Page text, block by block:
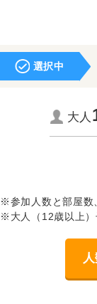
選択中
大人
※参加人数と部屋数
※大人（12歳以上）